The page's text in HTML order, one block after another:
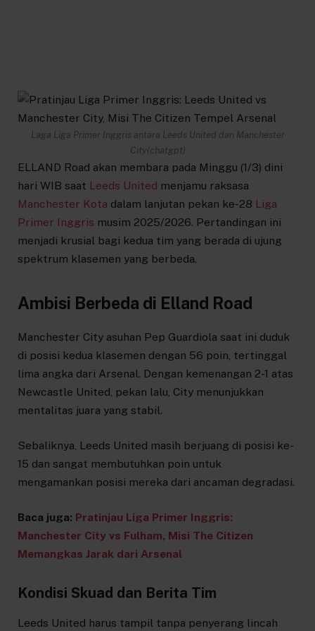
Laga Liga Primer Inggris antara Leeds United dan Manchester
City(chatgpt)
ELLAND Road akan membara pada Minggu (1/3) dini
hari WIB saat Leeds United menjamu raksasa
Manchester Kota dalam lanjutan pekan ke-28 Liga
Primer Inggris musim 2025/2026. Pertandingan ini
menjadi krusial bagi kedua tim yang berada di ujung
spektrum klasemen yang berbeda.
Ambisi Berbeda di Elland Road
Manchester City asuhan Pep Guardiola saat ini duduk
di posisi kedua klasemen dengan 56 poin, tertinggal
lima angka dari Arsenal. Dengan kemenangan 2-1 atas
Newcastle United, pekan lalu, City menunjukkan
mentalitas juara yang stabil.
Sebaliknya, Leeds United masih berjuang di posisi ke-
15 dan sangat membutuhkan poin untuk
mengamankan posisi mereka dari ancaman degradasi.
Baca juga: Pratinjau Liga Primer Inggris:
Manchester City vs Fulham, Misi The Citizen
Memangkas Jarak dari Arsenal
Kondisi Skuad dan Berita Tim
Leeds United harus tampil tanpa penyerang lincah